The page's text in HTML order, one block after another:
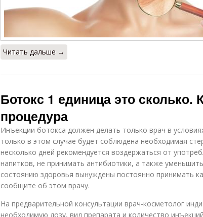
Читать дальше →
Ботокс 1 единица это сколько.
процедура
Инъекции ботокса должен делать только врач в
только в этом случае будет соблюдена необходимая
несколько дней рекомендуется воздержаться от
напитков, не принимать антибиотики, а также
состоянию здоровья вынуждены постоянно принимать
сообщите об этом врачу.
На предварительной консультации врач-косметолог
необходимую дозу, вид препарата и количество